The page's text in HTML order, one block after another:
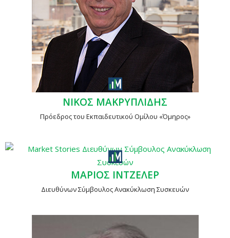
ΝΙΚΟΣ ΜΑΚΡΥΠΛΙΔΗΣ
Πρόεδρος του Εκπαιδευτικού Ομίλου «Όμηρος»
ΜΑΡΙΟΣ ΙΝΤΖΕΛΕΡ
Διευθύνων Σύμβουλος Ανακύκλωση Συσκευών